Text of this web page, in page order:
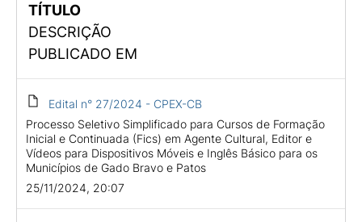
TÍTULO
DESCRIÇÃO
PUBLICADO EM
Edital n° 27/2024 - CPEX-CB
Processo Seletivo Simplificado para Cursos de Formação
Inicial e Continuada (Fics) em Agente Cultural, Editor e
Vídeos para Dispositivos Móveis e Inglês Básico para os
Municípios de Gado Bravo e Patos
25/11/2024, 20:07